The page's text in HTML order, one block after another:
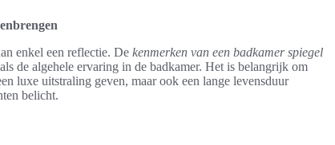
enkel een reflectie. De kenmerken van een badkamer spiegel
als de algehele ervaring in de badkamer. Het is belangrijk om
luxe uitstraling geven, maar ook een lange levensduur
belicht.